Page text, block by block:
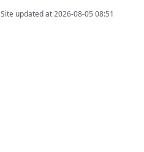
Site updated at 2026-08-05 08:51